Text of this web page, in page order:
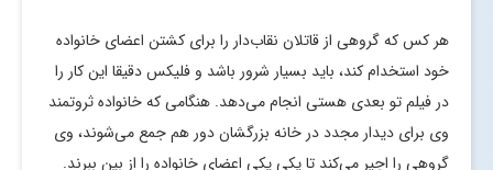
هر کس که گروهی از قاتلان نقاب‌دار را برای کشتن اعضای خانواده
خود استخدام کند، باید بسیار شرور باشد و فلیکس دقیقا این کار را
در فیلم تو بعدی هستی انجام می‌دهد. هنگامی که خانواده ثروتمند
وی برای دیدار مجدد در خانه بزرگشان دور هم جمع می‌شوند، وی
گروهی را اجیر می‌کند تا یکی یکی اعضای خانواده را از بین ببرند.